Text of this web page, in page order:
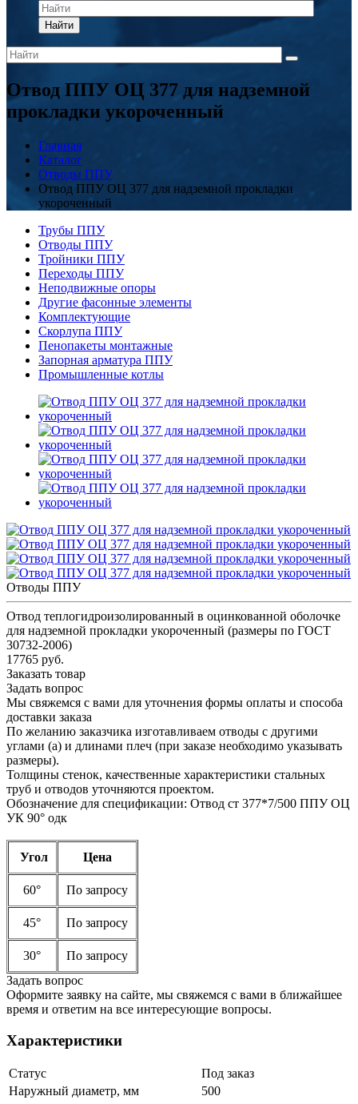
Найти
Отвод ППУ ОЦ 377 для надземной
прокладки укороченный
Главная
Каталог
Отводы ППУ
Отвод ППУ ОЦ 377 для надземной прокладки
укороченный
Трубы ППУ
Отводы ППУ
Тройники ППУ
Переходы ППУ
Неподвижные опоры
Другие фасонные элементы
Комплектующие
Скорлупа ППУ
Пенопакеты монтажные
Запорная арматура ППУ
Промышленные котлы
Отводы ППУ
Отвод теплогидроизолированный в оцинкованной оболочке
для надземной прокладки укороченный (размеры по ГОСТ
30732-2006)
17765 руб.
Заказать товар
Задать вопрос
Мы свяжемся с вами для уточнения формы оплаты и способа
доставки заказа
По желанию заказчика изготавливаем отводы с другими
углами (а) и длинами плеч (при заказе необходимо указывать
размеры).
Толщины стенок, качественные характеристики стальных
труб и отводов уточняются проектом.
Обозначение для спецификации: Отвод ст 377*7/500 ППУ ОЦ
УК 90° одк
Угол Цена
60° По запросу
45° По запросу
30°
По запросу
Задать вопрос
Оформите заявку на сайте, мы свяжемся с вами в ближайшее
время и ответим на все интересующие вопросы.
Характеристики
Статус
Под заказ
Наружный диаметр, мм
500